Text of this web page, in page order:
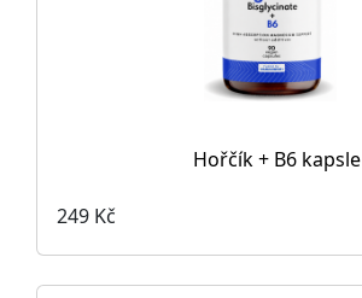
Hořčík + B6 kapsle
249 Kč